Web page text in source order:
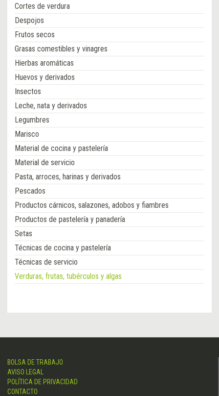
Cortes de verdura
Despojos
Frutos secos
Grasas comestibles y vinagres
Hierbas aromáticas
Huevos y derivados
Insectos
Leche, nata y derivados
Legumbres
Marisco
Material de cocina y pastelería
Material de servicio
Pasta, arroces, harinas y derivados
Pescados
Productos cárnicos, salazones, adobos y fiambres
Productos de pastelería y panadería
Setas
Técnicas de cocina y pastelería
Técnicas de servicio
Verduras, frutas, tubérculos y algas
BOLSA DE TRABAJO
AVISO LEGAL
POLÍTICA DE PRIVACIDAD
CONTACTO